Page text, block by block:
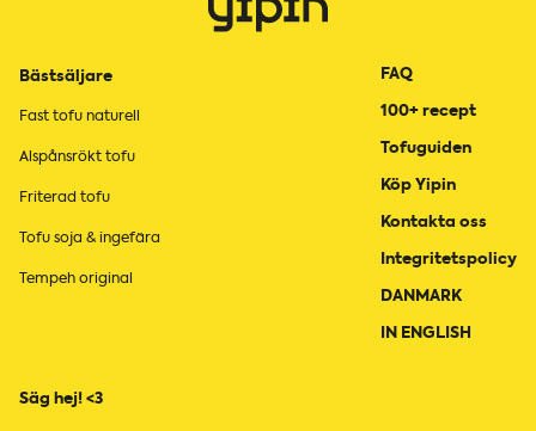
Säg hej! <3
Bästsäljare
Fast tofu naturell
Alspånsrökt tofu
Friterad tofu
Tofu soja & ingefära
Tempeh original
FAQ
100+ recept
Tofuguiden
Köp Yipin
Kontakta oss
Integritetspolicy
DANMARK
IN ENGLISH